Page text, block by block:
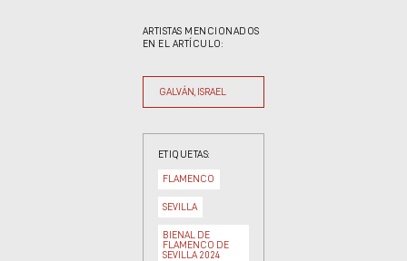
ARTISTAS MENCIONADOS
EN EL ARTÍCULO:
GALVÁN, ISRAEL
ETIQUETAS:
FLAMENCO
SEVILLA
BIENAL DE
FLAMENCO DE
SEVILLA 2024